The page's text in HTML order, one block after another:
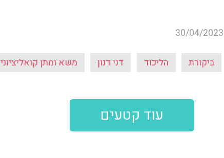
30/04/2023
ביקורת הליכוד דני דנון משא ומתן קואליציוני
עוד קטעים